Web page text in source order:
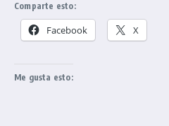
Comparte esto:
Facebook X
Me gusta esto: